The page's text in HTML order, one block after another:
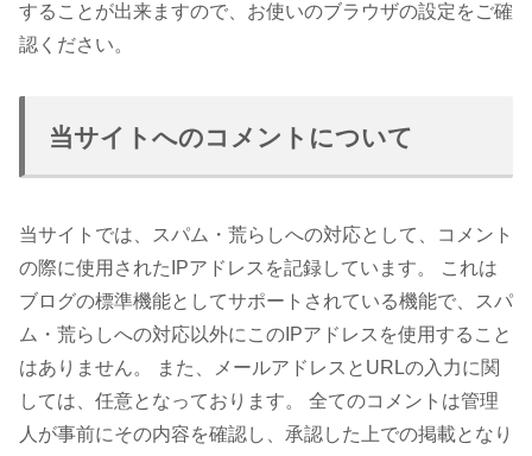
することが出来ますので、お使いのブラウザの設定をご確
認ください。
当サイトへのコメントについて
当サイトでは、スパム・荒らしへの対応として、コメント
の際に使用されたIPアドレスを記録しています。 これは
ブログの標準機能としてサポートされている機能で、スパ
ム・荒らしへの対応以外にこのIPアドレスを使用すること
はありません。 また、メールアドレスとURLの入力に関
しては、任意となっております。 全てのコメントは管理
人が事前にその内容を確認し、承認した上での掲載となり